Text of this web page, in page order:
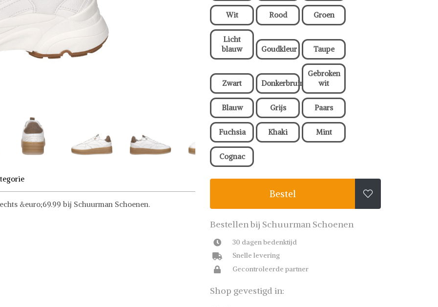
&euro;69.99 bij Schuurman Schoenen.
Wit Rood Groen
Licht
blauw
Goudkleur Taupe
Zwart Donkerbruin
Gebroken
wit
Blauw Grijs Paars
Fuchsia Khaki Mint
Cognac
Bestel 
Bestellen bij Schuurman Schoenen
30 dagen bedenktijd
Snelle levering
Gecontroleerde partner
Shop gevestigd in: